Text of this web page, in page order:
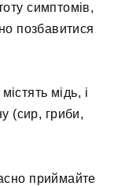
симптомів,
позбавитися
мідь, і
(сир, гриби,
приймайте